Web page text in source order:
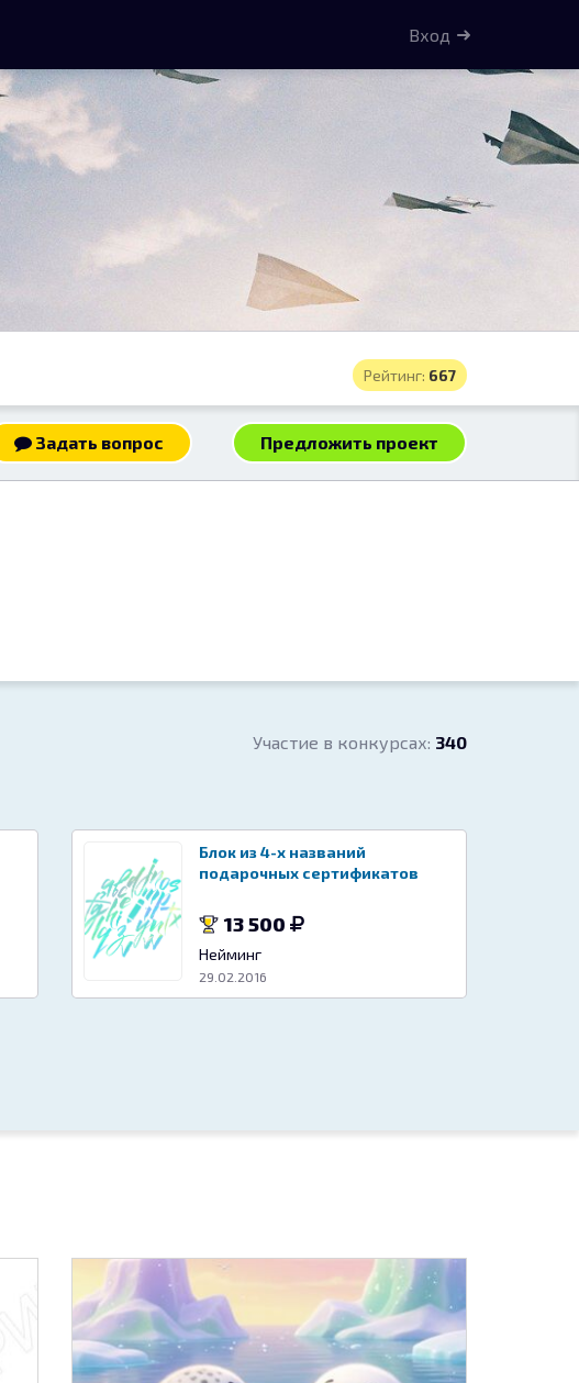
Рейтинг: 667
Задать вопрос Предложить проект
Участие в конкурсах: 340
Блок из 4-х названий
подарочных сертификатов
13 500
Нейминг
29.02.2016
Вход